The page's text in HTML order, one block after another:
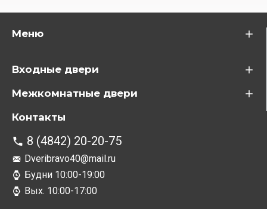
Меню
Входные двери
Межкомнатные двери
Контакты
8 (4842) 20-20-75
Dveribravo40@mail.ru
Будни 10:00-19:00
Вых. 10:00-17:00